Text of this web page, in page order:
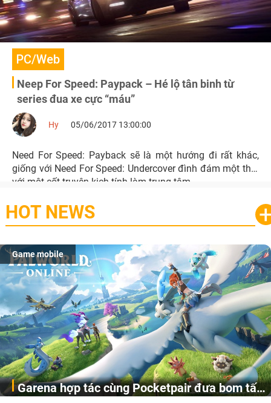
PC/Web
Neep For Speed: Paypack – Hé lộ tân binh từ
series đua xe cực “máu”
Hy 05/06/2017 13:00:00
Need For Speed: Payback sẽ là một hướng đi rất khác,
giống với Need For Speed: Undercover đình đám một thời
với một cốt truyện kịch tính làm trung tâm.
HOT NEWS
Game mobile
Garena hợp tác cùng Pocketpair đưa bom tấn